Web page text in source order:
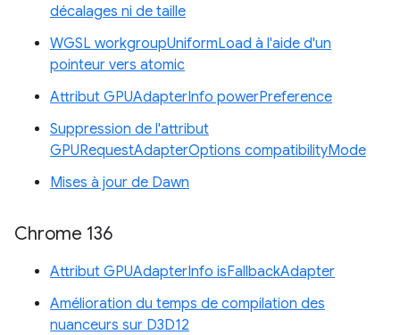
décalages ni de taille
WGSL workgroupUniformLoad à l'aide d'un
pointeur vers atomic
Attribut GPUAdapterInfo powerPreference
Suppression de l'attribut
GPURequestAdapterOptions compatibilityMode
Mises à jour de Dawn
Chrome 136
Attribut GPUAdapterInfo isFallbackAdapter
Amélioration du temps de compilation des
nuanceurs sur D3D12